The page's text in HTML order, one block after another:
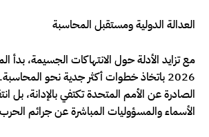
العدالة الدولية ومستقبل المحاسبة
مع تزايد الأدلة حول الانتهاكات الجسيمة، بدأ
2026 باتخاذ خطوات أكثر جدية نحو
الصادرة عن الأمم المتحدة تكتفي بالإدانة، بل
الأسماء والمسؤوليات المباشرة عن جرائم